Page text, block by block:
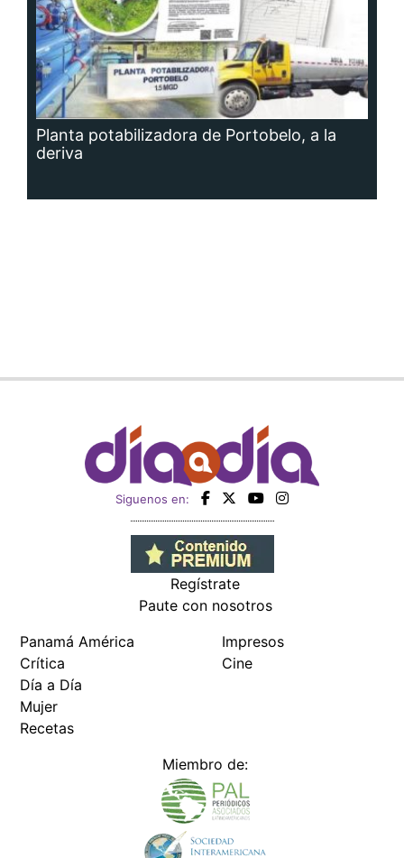
Planta potabilizadora de Portobelo, a la
deriva
Siguenos en:
Regístrate
Paute con nosotros
Panamá América
Crítica
Día a Día
Mujer
Recetas
Impresos
Cine
Miembro de: